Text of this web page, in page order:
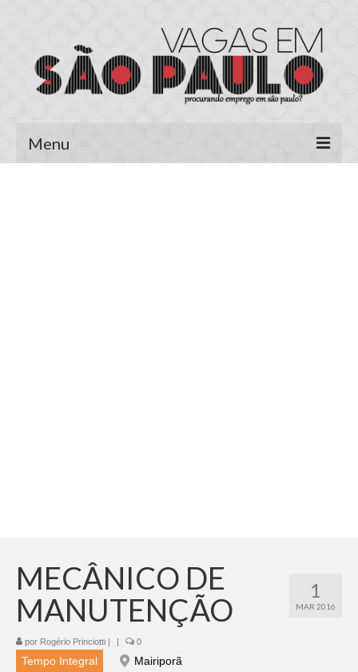
Menu
1
MAR 2016
MECÂNICO DE
MANUTENÇÃO
por Rogério Princiotti | | 0
Tempo Integral
Mairiporã